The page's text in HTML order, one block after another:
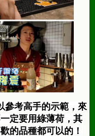
參考高手的示範，來
定要用綠薄荷，其
的品種都可以的！